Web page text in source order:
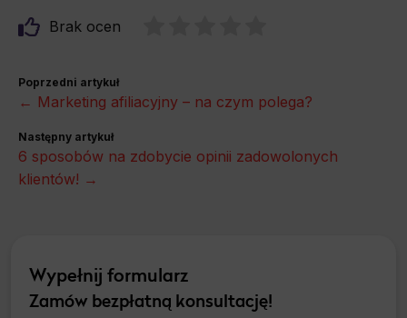
Wypełnij formularz
Zamów bezpłatną konsultację!
Brak ocen
Poprzedni artykuł
← Marketing afiliacyjny – na czym polega?
Następny artykuł
6 sposobów na zdobycie opinii zadowolonych
klientów! →